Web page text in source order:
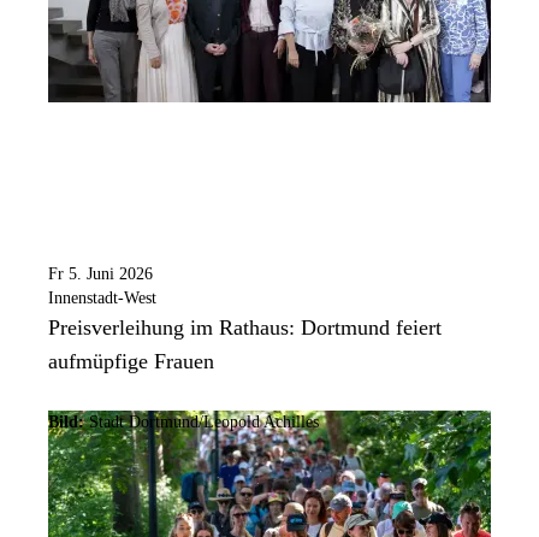
Fr 5. Juni 2026
Innenstadt-West
Preisverleihung im Rathaus: Dortmund feiert
aufmüpfige Frauen
Bild: Stadt Dortmund/Leopold Achilles